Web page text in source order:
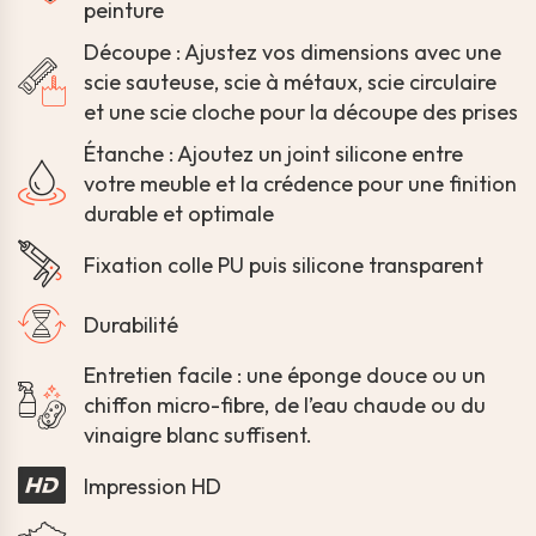
peinture
Découpe : Ajustez vos dimensions avec une
scie sauteuse, scie à métaux, scie circulaire
et une scie cloche pour la découpe des prises
Étanche : Ajoutez un joint silicone entre
votre meuble et la crédence pour une finition
durable et optimale
Fixation colle PU puis silicone transparent
Durabilité
Entretien facile : une éponge douce ou un
chiffon micro-fibre, de l’eau chaude ou du
vinaigre blanc suffisent.
Impression HD